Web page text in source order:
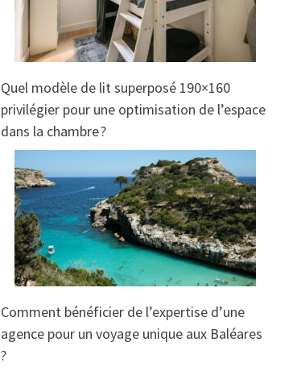
Quel modèle de lit superposé 190×160
privilégier pour une optimisation de l’espace
dans la chambre ?
Comment bénéficier de l’expertise d’une
agence pour un voyage unique aux Baléares
?